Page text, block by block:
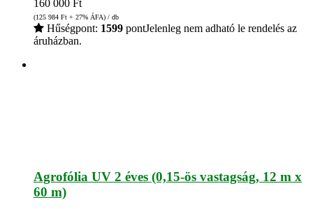
160 000 Ft
(125 984 Ft + 27% ÁFA) / db
Hűségpont: 1599 pontJelenleg nem adható le rendelés az
áruházban.
Agrofólia UV 2 éves (0,15-ös vastagság, 12 m x
60 m)